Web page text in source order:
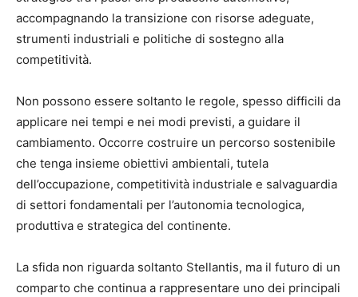
accompagnando la transizione con risorse adeguate,
strumenti industriali e politiche di sostegno alla
competitività.
Non possono essere soltanto le regole, spesso difficili da
applicare nei tempi e nei modi previsti, a guidare il
cambiamento. Occorre costruire un percorso sostenibile
che tenga insieme obiettivi ambientali, tutela
dell’occupazione, competitività industriale e salvaguardia
di settori fondamentali per l’autonomia tecnologica,
produttiva e strategica del continente.
La sfida non riguarda soltanto Stellantis, ma il futuro di un
comparto che continua a rappresentare uno dei principali